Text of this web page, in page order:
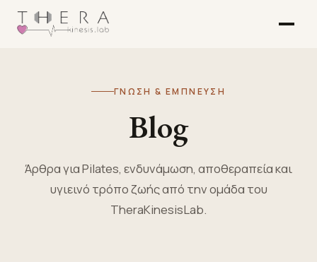
ΓΝΏΣΗ & ΈΜΠΝΕΥΣΗ
Blog
Άρθρα για Pilates, ενδυνάμωση, αποθεραπεία και
υγιεινό τρόπο ζωής από την ομάδα του
TheraKinesisLab.